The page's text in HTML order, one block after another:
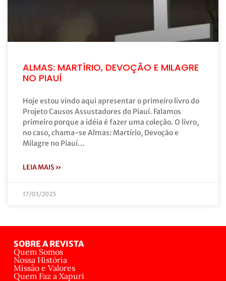
ALMAS: MARTÍRIO, DEVOÇÃO E MILAGRE
NO PIAUÍ
Hoje estou vindo aqui apresentar o primeiro livro do
Projeto Causos Assustadores do Piauí. Falamos
primeiro porque a idéia é fazer uma coleção. O livro,
no caso, chama-se Almas: Martírio, Devoção e
Milagre no Piauí…
LEIA MAIS »
17/03/2025
SOBRE A REVISTA
Quem Somos
Nossa História
Missão e Valores
Quem Faz a Xapuri